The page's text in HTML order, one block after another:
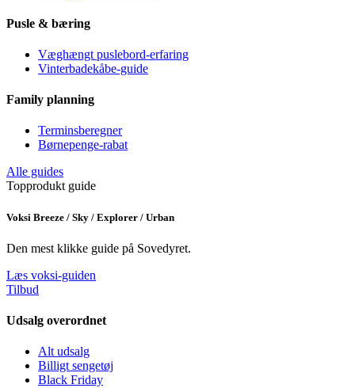
Pusle & bæring
Væghængt puslebord-erfaring
Vinterbadekåbe-guide
Family planning
Terminsberegner
Børnepenge-rabat
Alle guides
Topprodukt guide
Voksi Breeze / Sky / Explorer / Urban
Den mest klikke guide på Sovedyret.
Læs voksi-guiden
Tilbud
Udsalg overordnet
Alt udsalg
Billigt sengetøj
Black Friday